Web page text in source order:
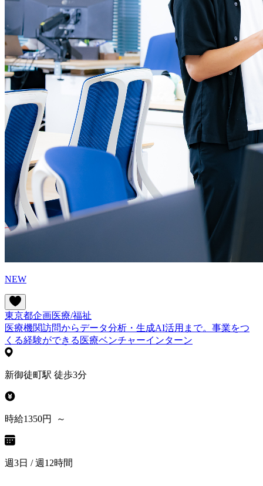
NEW
東京都企画医療/福祉
医療機関訪問からデータ分析・生成AI活用まで。事業をつ
くる経験ができる医療ベンチャーインターン
新御徒町駅 徒歩3分
時給1350円 ～
週3日 / 週12時間